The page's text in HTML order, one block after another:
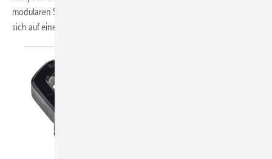
modularen Sondensystem. Eine Vielzahl digitaler Sondenköpfe lassen
sich auf einen universellen